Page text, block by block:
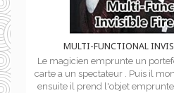
MULTI-FUNCTIONAL
Le magicien emprunte un
carte a un spectateur . Puis il
ensuite il prend l'objet